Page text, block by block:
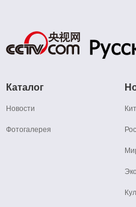
Каталог
Новости
Фотогалерея